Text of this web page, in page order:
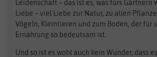
Obstsamen
Pilzbrut
Rasensamen
Steckzwiebeln
Zimmer & Kübelpflanzen
Bingenheimer Saatgut
Bionana
BIOWOL
Dürr-
Leidenschaft – das ist es, was fürs Gärtnern
Liebe – viel Liebe zur Natur, zu allen
Vögeln, Kleintieren und zum Boden, der für
Ernährung so bedeutsam ist.
Und so ist es wohl auch kein Wunder, dass